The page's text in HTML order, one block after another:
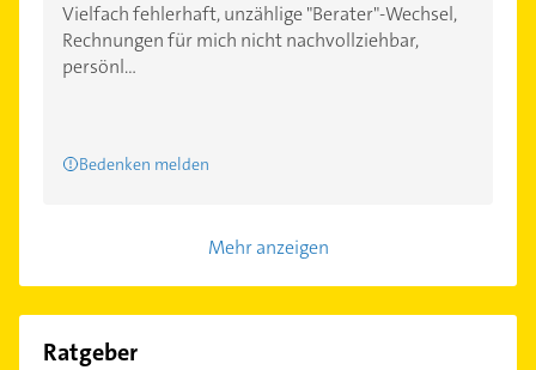
Vielfach fehlerhaft, unzählige "Berater"-Wechsel,
Rechnungen für mich nicht nachvollziehbar,
persönl...
Bedenken melden
Mehr anzeigen
Ratgeber